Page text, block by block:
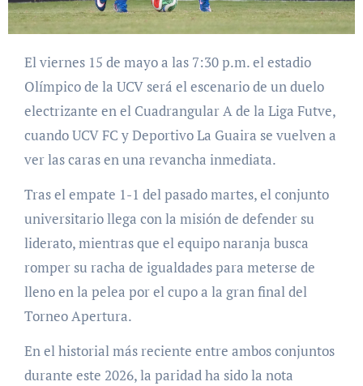
El viernes 15 de mayo a las 7:30 p.m. el estadio
Olímpico de la UCV será el escenario de un duelo
electrizante en el Cuadrangular A de la Liga Futve,
cuando UCV FC y Deportivo La Guaira se vuelven a
ver las caras en una revancha inmediata.
Tras el empate 1-1 del pasado martes, el conjunto
universitario llega con la misión de defender su
liderato, mientras que el equipo naranja busca
romper su racha de igualdades para meterse de
lleno en la pelea por el cupo a la gran final del
Torneo Apertura.
En el historial más reciente entre ambos conjuntos
durante este 2026, la paridad ha sido la nota